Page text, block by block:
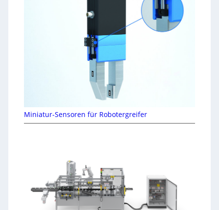
Miniatur-Sensoren für Robotergreifer